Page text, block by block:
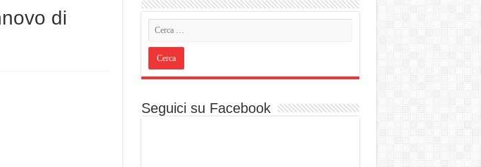
di
Seguici su Facebook